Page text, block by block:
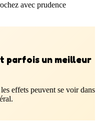
avec prudence
parfois un meilleur
effets peuvent se voir dans